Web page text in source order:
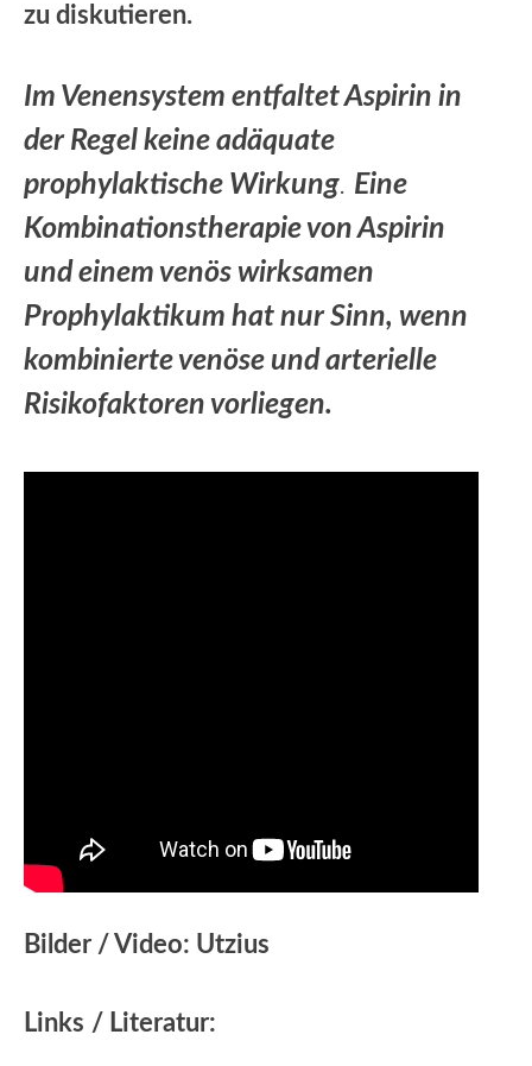
zu diskutieren.
Im Venensystem entfaltet Aspirin in
der Regel keine adäquate
prophylaktische Wirkung. Eine
Kombinationstherapie von Aspirin
und einem venös wirksamen
Prophylaktikum hat nur Sinn, wenn
kombinierte venöse und arterielle
Risikofaktoren vorliegen.
Bilder / Video: Utzius
Links / Literatur: